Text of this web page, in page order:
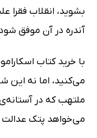
بشوید، انقلاب فقرا
آندره در آن موفق
با خرید کتاب
می‌کنید، اما نه
ملتهب که در
می‌خواهد پتک عدالت